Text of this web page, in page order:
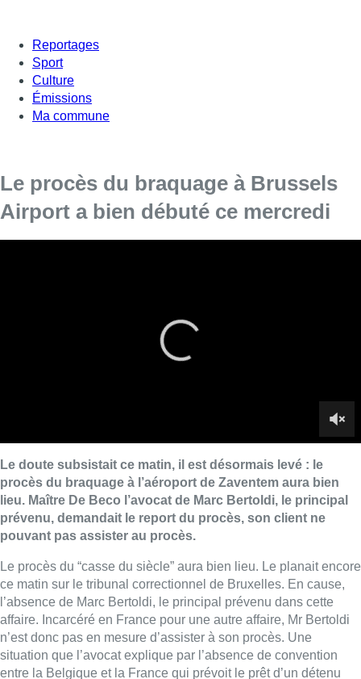
Reportages
Sport
Culture
Émissions
Ma commune
Le procès du braquage à Brussels
Airport a bien débuté ce mercredi
pouvant pas assister au procès.
Le procès du “casse du siècle” aura bien lieu. Le planait encore
affaire. Incarcéré en France pour une autre affaire, Mr Bertoldi
situation que l’avocat explique par l’absence de convention
entre la Belgique et la France qui prévoit le prêt d’un détenu
entre les deux pays; raison pour laquelle son avocat Mr De
Beco avait demandé le report des audiences. Il n’en sera
finalement rien.
Le casse du siècle
Le 8 février 2013 vers 20h, huit hommes s’introduisent sur le
tarmac de l’aéroport de Zaventem. Leur cible: un avion suisse
avec à son bord des diamants et des métaux précieux. Il ne
faudra que quelques minutes au truands pour commettre le
“casse du siècle” et repartir ainsi avec un butin de quelques 37
millions d’euros.